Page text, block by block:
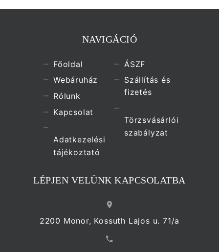
NAVIGÁCIÓ
Főoldal
Webáruház
Rólunk
Kapcsolat
Adatkezelési
tájékoztató
ÁSZF
Szállítás és
fizetés
Törzsvásárlói
szabályzat
LÉPJEN VELÜNK KAPCSOLATBA
2200 Monor, Kossuth Lajos u. 71/a